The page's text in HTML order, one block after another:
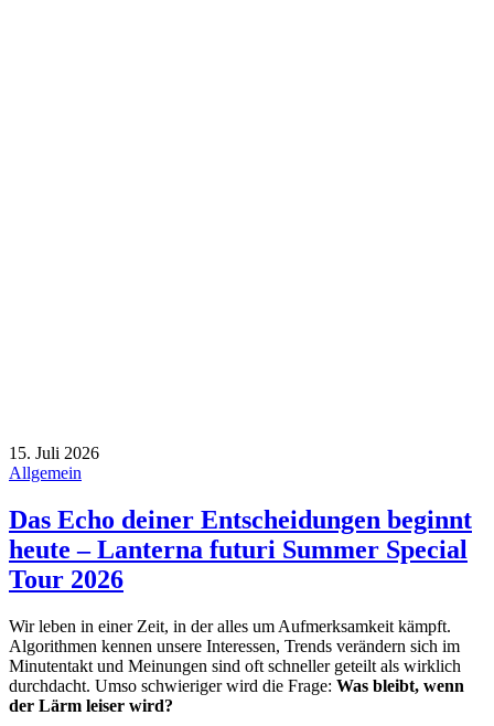
15. Juli 2026
Allgemein
Das Echo deiner Entscheidungen beginnt
heute – Lanterna futuri Summer Special
Tour 2026
Wir leben in einer Zeit, in der alles um Aufmerksamkeit kämpft.
Algorithmen kennen unsere Interessen, Trends verändern sich im
Minutentakt und Meinungen sind oft schneller geteilt als wirklich
durchdacht. Umso schwieriger wird die Frage: Was bleibt, wenn
der Lärm leiser wird?